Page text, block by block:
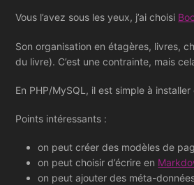
Vous l’avez sous les yeux, j’ai choisi
Son organisation en étagères, livres,
du livre). C’est une contrainte, mais
En PHP/MySQL, il est simple à
Points intéressants :
on peut créer des modèles de
on peut choisir d’écrire en
on peut ajouter des méta-